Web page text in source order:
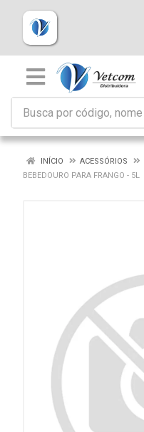
INÍCIO ACESSÓRIOS
BEBEDOURO PARA FRANGO - 5L